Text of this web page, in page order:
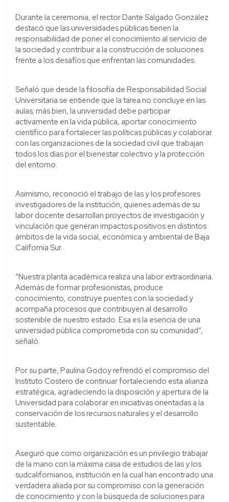
Durante la ceremonia, el rector Dante Salgado González
destacó que las universidades públicas tienen la
responsabilidad de poner el conocimiento al servicio de
la sociedad y contribuir a la construcción de soluciones
frente a los desafíos que enfrentan las comunidades.
Señaló que desde la filosofía de Responsabilidad Social
Universitaria se entiende que la tarea no concluye en las
aulas; más bien, la universidad debe participar
activamente en la vida pública, aportar conocimiento
científico para fortalecer las políticas públicas y colaborar
con las organizaciones de la sociedad civil que trabajan
todos los días por el bienestar colectivo y la protección
del entorno.
Asimismo, reconoció el trabajo de las y los profesores
investigadores de la institución, quienes además de su
labor docente desarrollan proyectos de investigación y
vinculación que generan impactos positivos en distintos
ámbitos de la vida social, económica y ambiental de Baja
California Sur.
“Nuestra planta académica realiza una labor extraordinaria.
Además de formar profesionistas, produce
conocimiento, construye puentes con la sociedad y
acompaña procesos que contribuyen al desarrollo
sostenible de nuestro estado. Esa es la esencia de una
universidad pública comprometida con su comunidad”,
señaló.
Por su parte, Paulina Godoy refrendó el compromiso del
Instituto Costero de continuar fortaleciendo esta alianza
estratégica, agradeciendo la disposición y apertura de la
Universidad para colaborar en iniciativas orientadas a la
conservación de los recursos naturales y el desarrollo
sustentable.
Aseguró que como organización es un privilegio trabajar
de la mano con la máxima casa de estudios de las y los
sudcalifornianos, institución en la cual han encontrado una
verdadera aliada por su compromiso con la generación
de conocimiento y con la búsqueda de soluciones para